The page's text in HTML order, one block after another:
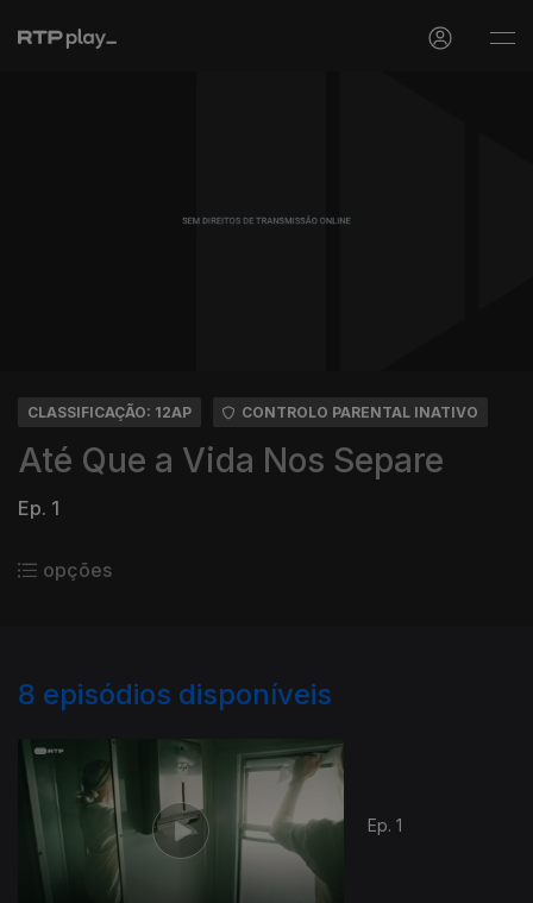
CLASSIFICAÇÃO: 12AP CONTROLO PARENTAL INATIVO
Até Que a Vida Nos Separe
Ep. 1
opções
8 episódios disponíveis
Ep. 1